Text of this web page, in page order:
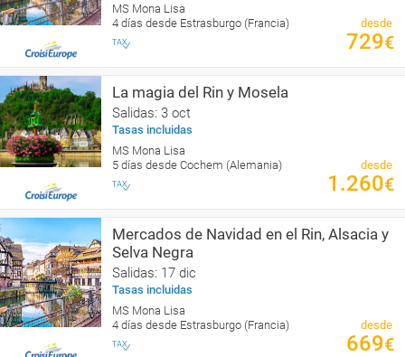
MS Mona Lisa
4 días desde Estrasburgo (Francia)
desde
729€
La magia del Rin y Mosela
Salidas: 3 oct
Tasas incluidas
MS Mona Lisa
5 días desde Cochem (Alemania)
desde
1.260€
Mercados de Navidad en el Rin, Alsacia y
Selva Negra
Salidas: 17 dic
Tasas incluidas
MS Mona Lisa
4 días desde Estrasburgo (Francia)
desde
669€